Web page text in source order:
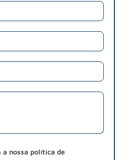
a nossa política de